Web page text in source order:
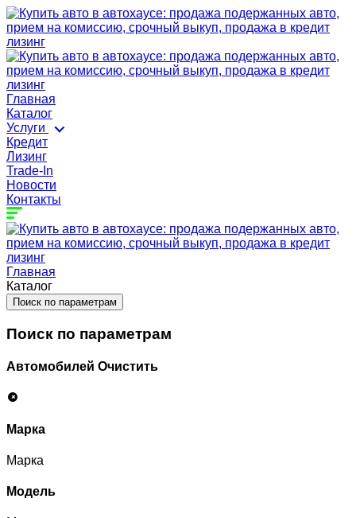
Главная
Каталог
Услуги
Кредит
Лизинг
Trade-In
Новости
Контакты
Главная
Каталог
Поиск по параметрам
Поиск по параметрам
Автомобилей Очистить
Марка
Марка
Модель